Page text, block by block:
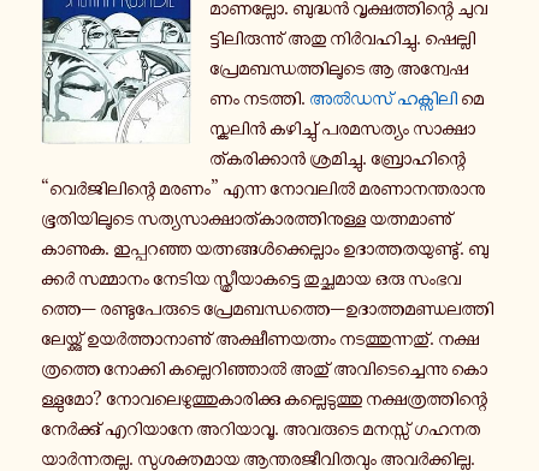
മാ­ണ­ല്ലോ. ബു­ദ്ധൻ വൃ­ക്ഷ­ത്തി­ന്റെ ചു­വ­
ട്ടി­ലി­രു­ന്നു് അതു നിർ­വ­ഹി­ച്ചു. ഷെ­ല്ലി
പ്രേ­മ­ബ­ന്ധ­ത്തി­ലൂ­ടെ ആ അ­ന്വേ­ഷ­
ണം ന­ട­ത്തി. അൽഡസ് ഹ­ക്സി­ലി മെ­
സ്ക­ലിൻ ക­ഴി­ച്ചു് പ­ര­മ­സ­ത്യം സാ­ക്ഷാ­
ത്ക­രി­ക്കാൻ ശ്ര­മി­ച്ചു. ബ്രോ­ഹി­ന്റെ
“വെർ­ജി­ലി­ന്റെ മരണം” എന്ന നോ­വ­ലിൽ മ­ര­ണാ­ന­ന്ത­രാ­നു­
ഭൂ­തി­യി­ലൂ­ടെ സ­ത്യ­സാ­ക്ഷാ­ത്കാ­ര­ത്തി­നു­ള്ള യ­ത്ന­മാ­ണു്
കാണുക. ഇ­പ്പ­റ­ഞ്ഞ യ­ത്ന­ങ്ങൾ­ക്കെ­ല്ലാം ഉ­ദാ­ത്ത­ത­യു­ണ്ടു്. ബു­
ക്കർ സ­മ്മാ­നം നേടിയ സ്ത്രീ­യാ­ക­ട്ടെ തു­ച്ഛ­മാ­യ ഒരു സം­ഭ­വ­
ത്തെ— ര­ണ്ടു­പേ­രു­ടെ പ്രേ­മ­ബ­ന്ധ­ത്തെ—ഉ­ദാ­ത്ത­മ­ണ്ഡ­ല­ത്തി­
ലേ­യ്ക്കു് ഉ­യർ­ത്താ­നാ­ണു് അ­ക്ഷീ­ണ­യ­ത്നം ന­ട­ത്തു­ന്ന­തു്. ന­ക്ഷ­
ത്ര­ത്തെ നോ­ക്കി ക­ല്ലെ­റി­ഞ്ഞാൽ അതു് അ­വി­ടെ­ച്ചെ­ന്നു കൊ­
ള്ളു­മോ? നോ­വ­ലെ­ഴു­ത്തു­കാ­രി­ക്കു ക­ല്ലെ­ടു­ത്തു ന­ക്ഷ­ത്ര­ത്തി­ന്റെ
നേർ­ക്കു് എ­റി­യാ­നേ അ­റി­യാ­വൂ. അ­വ­രു­ടെ മ­ന­സ്സ് ഗ­ഹ­ന­ത­
യാർ­ന്ന­ത­ല്ല. സു­ശ­ക്ത­മാ­യ ആ­ന്ത­ര­ജീ­വി­ത­വും അ­വർ­ക്കി­ല്ല.